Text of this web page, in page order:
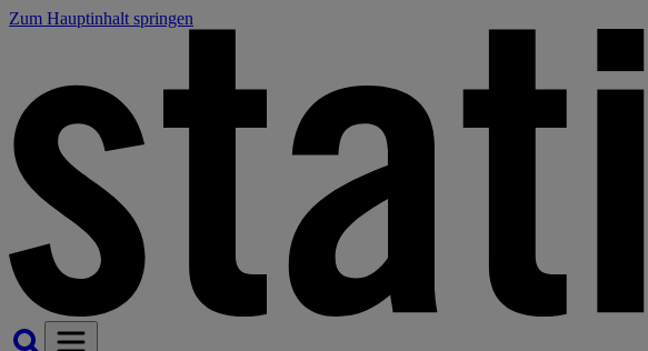
Zum Hauptinhalt springen